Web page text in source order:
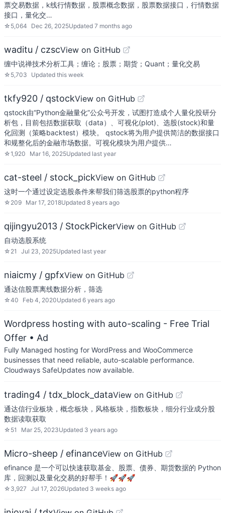
票交易数据，k线行情数据，股票概念数据，股票数据接口，行情数据
接口，量化交…
☆ 5,064 Dec 26, 2025Updated 7 months ago
waditu / czscView on GitHub
缠中说禅技术分析工具；缠论；股票；期货；Quant；量化交易
☆ 5,703 Updated this week
tkfy920 / qstockView on GitHub
qstock由“Python金融量化”公众号开发，试图打造成个人量化投研分
析包，目前包括数据获取（data）、可视化(plot)、选股(stock)和量
化回测（策略backtest）模块。 qstock将为用户提供简洁的数据接口
和规整化后的金融市场数据。可视化模块为用户提供…
☆1,920 Mar 16, 2025Updated last year
cat-steel / stock_pickView on GitHub
这时一个通过设定选股条件来帮我们筛选股票的python程序
☆ 209 Mar 17, 2018Updated 8 years ago
qijingyu2013 / StockPickerView on GitHub
自动选股系统
☆ 21 Jul 23, 2025Updated last year
niaicmy / gpfxView on GitHub
通达信股票离线数据分析，筛选
☆40 Feb 4, 2020Updated 6 years ago
Wordpress hosting with auto-scaling - Free Trial
Offer • Ad
Fully Managed hosting for WordPress and WooCommerce
businesses that need reliable, auto-scalable performance.
Cloudways SafeUpdates now available.
trading4 / tdx_block_dataView on GitHub
通达信行业板块，概念板块，风格板块，指数板块，细分行业成分股
数据读取获取
☆ 51 Mar 25, 2023Updated 3 years ago
Micro-sheep / efinanceView on GitHub
efinance 是一个可以快速获取基金、股票、债券、期货数据的 Python
库，回测以及量化交易的好帮手！🚀🚀🚀
☆ 3,927 Jul 17, 2026Updated 3 weeks ago